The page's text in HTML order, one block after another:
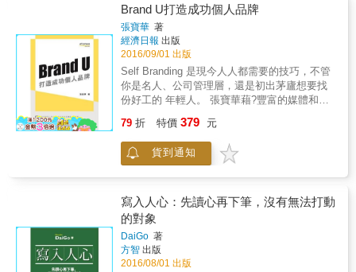
同情境下的企劃發想 第二名如何取勝──劉在錫
的烏合之眾與《黃金漁場》〈Radio Star〉示範
的「B級」成功路線。 傳統電視台的新視野──
媒體艱難，綜藝節目如何加入網路直播反撲？
（MBC《我的小電視》） 領先者的跑法──將
麥克風交給別人《請給一頓飯Show》 只鎖定女
性族群──連續劇王國tvN的重生故事
&ldquo;秀&rdquo;出的時代欲望，你&ldquo;嗅
&rdquo;到了嗎？ 本書特色 ◎本書也可以當成
韓劇、韓綜黃金十年的趨勢報告來讀。企劃者
亦引用多部經典韓劇、韓國歷史故事、品牌故
事做為案例。 ◎引用最新、具代表性的韓國綜
藝案例，輕鬆。
有相關人士的意見， 甚至可以依照坊間「企劃
大全」書上常見的「訣竅」來進行。 大錯特
錯！ ◎因為「不能被執行的企劃，就等於不存
在！」 IBM顧問教你，唯有打破既有迷思，才
能提出一定會被執行的好企劃！ 創意不是關
鍵，放膽盡情妄想吧。 試試將「行銷金三角」
的概念套用在組織，就會豁然開朗。 直接提出
利益點，引起決策者的興趣比什麼都重要。 ◎
想在未來卡位，企劃力是你的致勝關鍵！ 企劃
釘，都有翻轉未來的能耐。你得訓練自己推動
組織運作來實現嶄新想法，當個稱職的未來型
人才。 本書集結知名IBM諮詢顧問的實戰經
驗，從發想、設計到執行，提出一系列完整且
實用的見解，教你如何突破盲點、推動各部門
合作，做出最終能被執行的好企劃。該怎麼
做？只要3步驟！ 【第一步：打開思考的開
關】 &bull;什麼都不做也無所謂 一接到「強化
業務部」的指令時，你會傾聽同仁的心聲？了
Brand U打造成功個人品牌
張寶華 著
經濟日報 出版
2016/09/01 出版
Self Branding 是現今人人都需要的技巧，不管
你是名人、公司管理層，還是初出茅廬想要找
份好工的 年輕人。 張寶華藉?豐富的媒體和市
自己這個「品牌」，從個人言行，到社交媒體
上的參與，不止要表現優質，而且要夠立體和
搶眼，很容易就抓住其他人的注意力， 成為高
忠?田北俊?Cecilia Yau? 有助讀者從多角度了
解Self Branding 的蹴際應用?
79 折 特價 379 元
貨到通知
寫入人心：先讀心再下筆，沒有無法打動
的對象
DaiGo 著
方智 出版
2016/08/01 出版